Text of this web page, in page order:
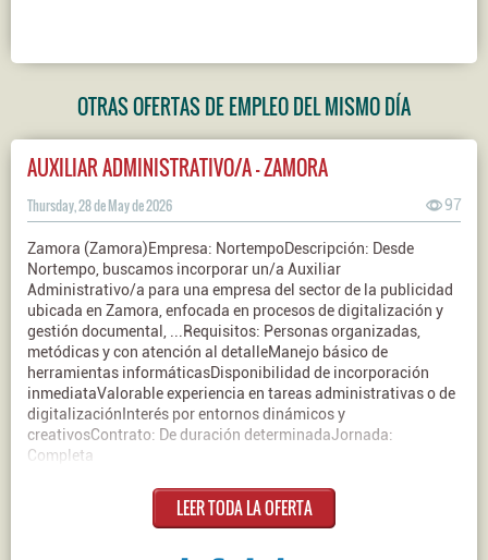
OTRAS OFERTAS DE EMPLEO DEL MISMO DÍA
AUXILIAR ADMINISTRATIVO/A - ZAMORA
Thursday, 28 de May de 2026 97
Zamora (Zamora)Empresa: NortempoDescripción: Desde
Nortempo, buscamos incorporar un/a Auxiliar
Administrativo/a para una empresa del sector de la publicidad
ubicada en Zamora, enfocada en procesos de digitalización y
gestión documental, ...Requisitos: Personas organizadas,
metódicas y con atención al detalleManejo básico de
herramientas informáticasDisponibilidad de incorporación
inmediataValorable experiencia en tareas administrativas o de
digitalizaciónInterés por entornos dinámicos y
creativosContrato: De duración determinadaJornada:
Completa
LEER TODA LA OFERTA